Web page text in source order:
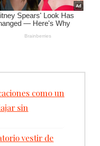
como un
sin
vestir de